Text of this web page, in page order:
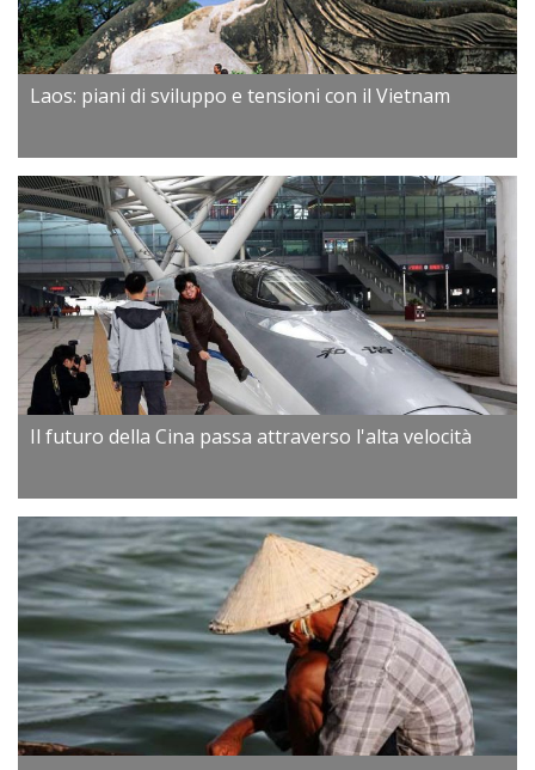
Laos: piani di sviluppo e tensioni con il Vietnam
Il futuro della Cina passa attraverso l'alta velocità